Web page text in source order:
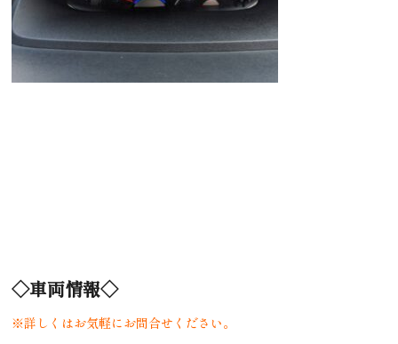
◇車両情報◇
※詳しくはお気軽にお問合せください。